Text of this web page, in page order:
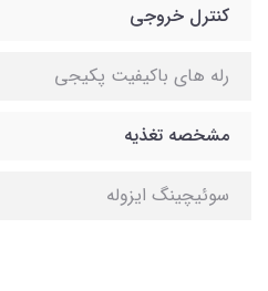
کنترل خروجی
رله های باکیفیت پکیجی
مشخصه تغذیه
سوئیچینگ ایزوله